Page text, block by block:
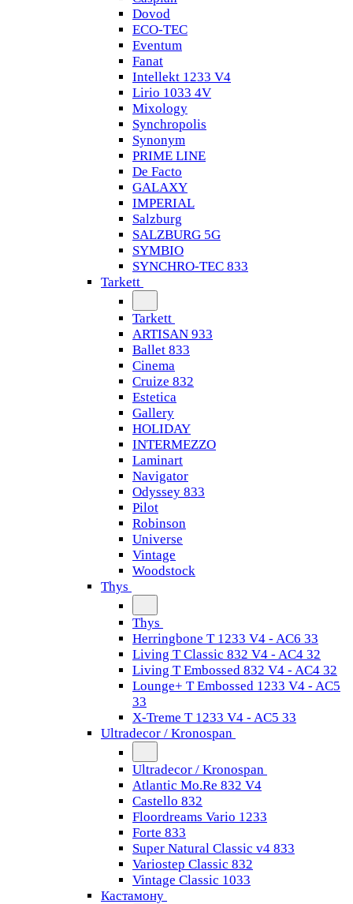
Dovod
ECO-TEC
Eventum
Fanat
Intellekt 1233 V4
Lirio 1033 4V
Mixology
Synchropolis
Synonym
PRIME LINE
De Facto
GALAXY
IMPERIAL
Salzburg
SALZBURG 5G
SYMBIO
SYNCHRO-TEC 833
Tarkett
Tarkett
ARTISAN 933
Ballet 833
Cinema
Cruize 832
Estetica
Gallery
HOLIDAY
INTERMEZZO
Laminart
Navigator
Odyssey 833
Pilot
Robinson
Universe
Vintage
Woodstock
Thys
Thys
Herringbone T 1233 V4 - AC6 33
Living T Classic 832 V4 - AC4 32
Living T Embossed 832 V4 - AC4 32
Lounge+ T Embossed 1233 V4 - AC5
33
X-Treme T 1233 V4 - AC5 33
Ultradecor / Kronospan
Ultradecor / Kronospan
Atlantic Mo.Re 832 V4
Castello 832
Floordreams Vario 1233
Forte 833
Super Natural Classic v4 833
Variostep Classic 832
Vintage Classic 1033
Кастамону